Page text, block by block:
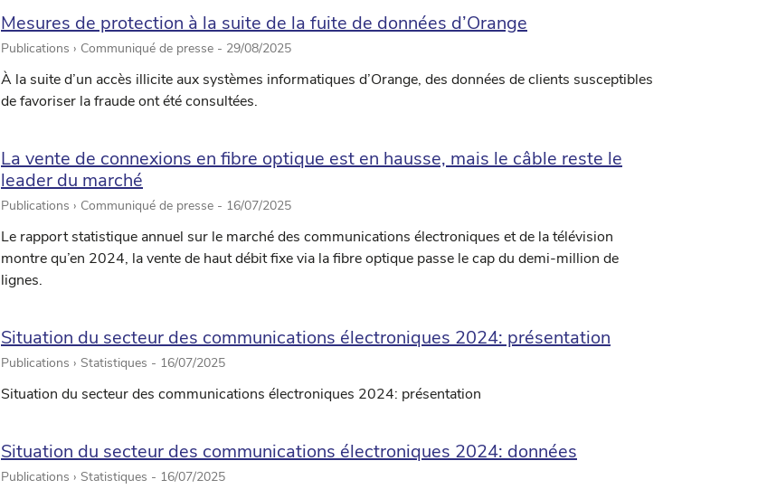
Mesures de protection à la suite de la fuite de données d’Orange
Publications › Communiqué de presse - 29/08/2025
À la suite d’un accès illicite aux systèmes informatiques d’Orange, des données de clients susceptibles
de favoriser la fraude ont été consultées.
La vente de connexions en fibre optique est en hausse, mais le câble reste le
leader du marché
Publications › Communiqué de presse - 16/07/2025
Le rapport statistique annuel sur le marché des communications électroniques et de la télévision
montre qu’en 2024, la vente de haut débit fixe via la fibre optique passe le cap du demi-million de
lignes.
Situation du secteur des communications électroniques 2024: présentation
Publications › Statistiques - 16/07/2025
Situation du secteur des communications électroniques 2024: présentation
Situation du secteur des communications électroniques 2024: données
Publications › Statistiques - 16/07/2025